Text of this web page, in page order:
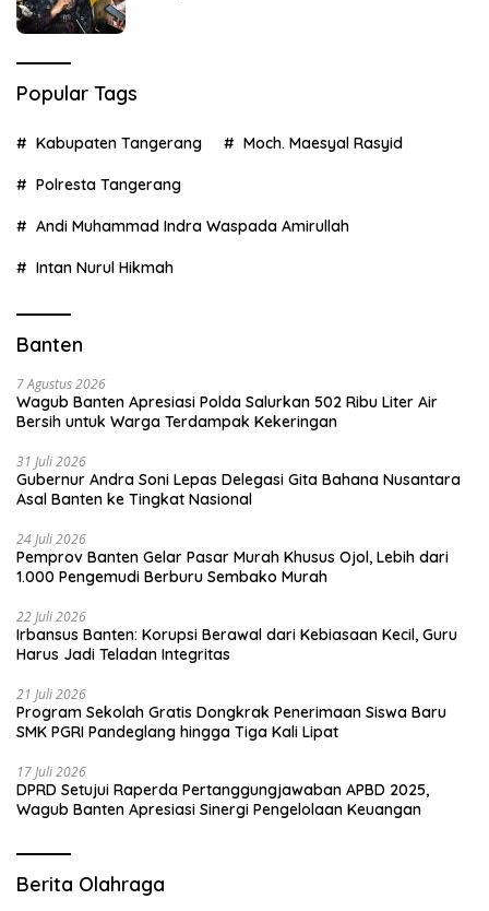
Popular Tags
Kabupaten Tangerang Moch. Maesyal Rasyid
Polresta Tangerang
Andi Muhammad Indra Waspada Amirullah
Intan Nurul Hikmah
Banten
7 Agustus 2026
Wagub Banten Apresiasi Polda Salurkan 502 Ribu Liter Air
Bersih untuk Warga Terdampak Kekeringan
31 Juli 2026
Gubernur Andra Soni Lepas Delegasi Gita Bahana Nusantara
Asal Banten ke Tingkat Nasional
24 Juli 2026
Pemprov Banten Gelar Pasar Murah Khusus Ojol, Lebih dari
1.000 Pengemudi Berburu Sembako Murah
22 Juli 2026
Irbansus Banten: Korupsi Berawal dari Kebiasaan Kecil, Guru
Harus Jadi Teladan Integritas
21 Juli 2026
Program Sekolah Gratis Dongkrak Penerimaan Siswa Baru
SMK PGRI Pandeglang hingga Tiga Kali Lipat
17 Juli 2026
DPRD Setujui Raperda Pertanggungjawaban APBD 2025,
Wagub Banten Apresiasi Sinergi Pengelolaan Keuangan
Berita Olahraga